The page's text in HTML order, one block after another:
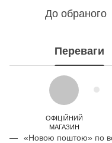
До обраного
Переваги
ОФІЦІЙНИЙ
МАГАЗИН
«Новою поштою» по